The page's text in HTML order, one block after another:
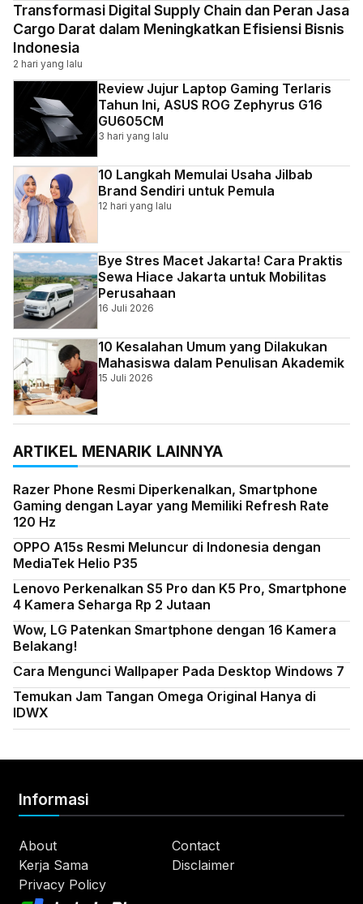
Transformasi Digital Supply Chain dan Peran Jasa
Cargo Darat dalam Meningkatkan Efisiensi Bisnis
Indonesia
2 hari yang lalu
Review Jujur Laptop Gaming Terlaris
Tahun Ini, ASUS ROG Zephyrus G16
GU605CM
3 hari yang lalu
10 Langkah Memulai Usaha Jilbab
Brand Sendiri untuk Pemula
12 hari yang lalu
Bye Stres Macet Jakarta! Cara Praktis
Sewa Hiace Jakarta untuk Mobilitas
Perusahaan
16 Juli 2026
10 Kesalahan Umum yang Dilakukan
Mahasiswa dalam Penulisan Akademik
15 Juli 2026
ARTIKEL MENARIK LAINNYA
Razer Phone Resmi Diperkenalkan, Smartphone
Gaming dengan Layar yang Memiliki Refresh Rate
120 Hz
OPPO A15s Resmi Meluncur di Indonesia dengan
MediaTek Helio P35
Lenovo Perkenalkan S5 Pro dan K5 Pro, Smartphone
4 Kamera Seharga Rp 2 Jutaan
Wow, LG Patenkan Smartphone dengan 16 Kamera
Belakang!
Cara Mengunci Wallpaper Pada Desktop Windows 7
Temukan Jam Tangan Omega Original Hanya di
IDWX
Informasi
About
Contact
Kerja Sama
Disclaimer
Privacy Policy